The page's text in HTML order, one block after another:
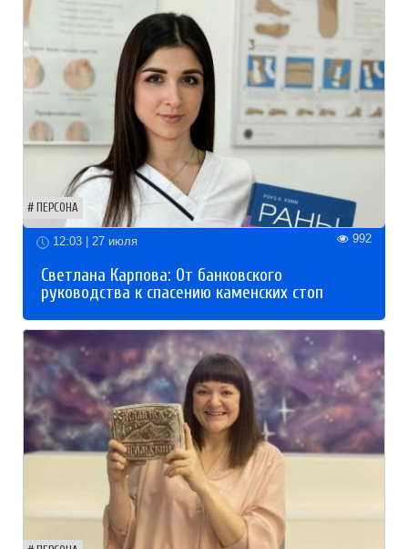
ПЕРСОНА
12:03 | 27 июля 992
Светлана Карпова: От банковского
руководства к спасению каменских стоп